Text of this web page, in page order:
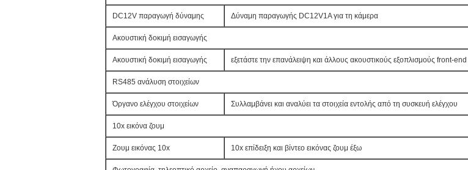
DC12V παραγωγή δύναμης Δύναμη παραγωγής DC12V1A για τη κάμερα
Ακουστική δοκιμή εισαγωγής
Ακουστική δοκιμή εισαγωγής εξετάστε την επανάλειψη και άλλους ακουστικούς εξοπλισμούς front-end
RS485 ανάλυση στοιχείων
Όργανο ελέγχου στοιχείων Συλλαμβάνει και αναλύει τα στοιχεία εντολής από τη συσκευή ελέγχου
10x εικόνα ζουμ
Ζουμ εικόνας 10x 10x επίδειξη και βίντεο εικόνας ζουμ έξω